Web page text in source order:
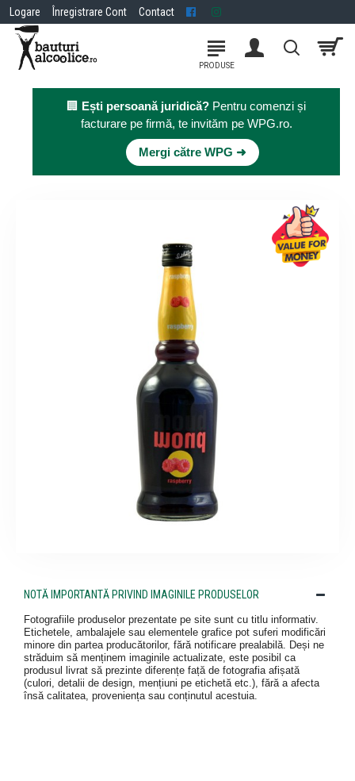
Logare Înregistrare Cont Contact
🏢 Ești persoană juridică? Pentru comenzi și
facturare pe firmă, te invităm pe WPG.ro.
Mergi către WPG ➜
NOTĂ IMPORTANTĂ PRIVIND IMAGINILE PRODUSELOR
Fotografiile produselor prezentate pe site sunt cu titlu informativ.
Etichetele, ambalajele sau elementele grafice pot suferi modificări
minore din partea producătorilor, fără notificare prealabilă. Deși ne
străduim să menținem imaginile actualizate, este posibil ca
produsul livrat să prezinte diferențe față de fotografia afișată
(culori, detalii de design, mențiuni pe etichetă etc.), fără a afecta
însă calitatea, proveniența sau conținutul acestuia.